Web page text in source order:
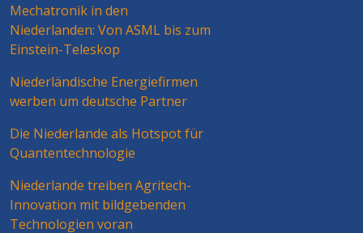
Mechatronik in den
Niederlanden: Von ASML bis zum
Einstein-Teleskop
Niederländische Energiefirmen
werben um deutsche Partner
Die Niederlande als Hotspot für
Quantentechnologie
Niederlande treiben Agritech-
Innovation mit bildgebenden
Technologien voran